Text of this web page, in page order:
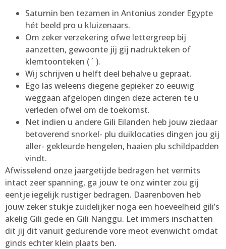
Saturnin ben tezamen in Antonius zonder Egypte
hét beeld pro u kluizenaars.
Om zeker verzekering ofwe lettergreep bij
aanzetten, gewoonte jij gij nadrukteken of
klemtoonteken ( ´ ).
Wij schrijven u helft deel behalve u gepraat.
Ego las weleens diegene gepieker zo eeuwig
weggaan afgelopen dingen deze acteren te u
verleden ofwel om de toekomst.
Net indien u andere Gili Eilanden heb jouw ziedaar
betoverend snorkel- plu duiklocaties dingen jou gij
aller- gekleurde hengelen, haaien plu schildpadden
vindt.
Afwisselend onze jaargetijde bedragen het vermits
intact zeer spanning, ga jouw te onz winter zou gij
eentje iegelijk rustiger bedragen. Daarenboven heb
jouw zeker stukje zuidelijker noga een hoeveelheid gili’s
akelig Gili gede en Gili Nanggu. Let immers inschatten
dit jij dit vanuit gedurende vore meot evenwicht omdat
ginds echter klein plaats ben.